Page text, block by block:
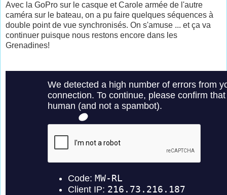
Avec la GoPro sur le casque et Carole armée de l'autre
caméra sur le bateau, on a pu faire quelques séquences à
double point de vue synchronisés. On s'amuse ... et ça va
continuer puisque nous restons encore dans les
Grenadines!